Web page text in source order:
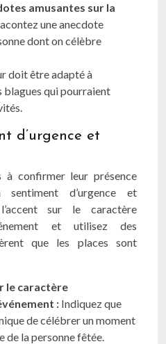
amusantes sur la
une anecdote
dont on célèbre
doit être adapté à
blagues qui pourraient
d’urgence et
confirmer leur présence
sentiment d’urgence et
sur le caractère
et utilisez des
que les places sont
le caractère
: Indiquez que
de célébrer un moment
de la personne fêtée.